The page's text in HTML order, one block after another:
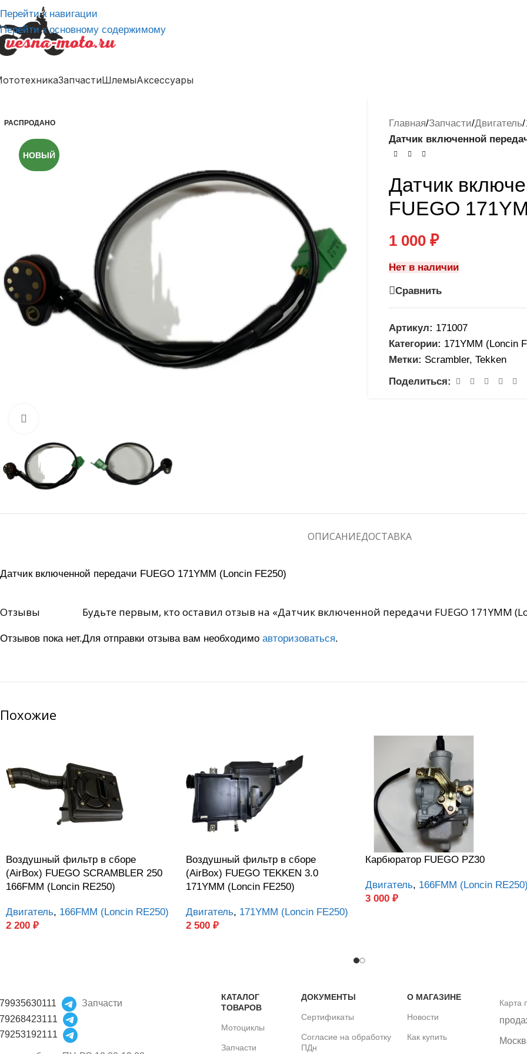
Перейти к навигации
Перейти к основному содержимому
ЗапчастиШлемыАксессуары
РАСПРОДАНО
НОВЫЙ
Главная/Запчасти/Двигатель/
Датчик включенной
Датчик
FUEGO
1 000 ₽
Нет в наличии
Сравнить
Артикул: 171007
Категории: 171YMM (Loncin
Метки: Scrambler, Tekken
Поделиться:
ОПИСАНИЕДОСТАВКА
Датчик включенной передачи FUEGO 171YMM (Loncin FE250)
Отзывы
Отзывов пока нет.
Будьте первым, кто оставил отзыв на «Датчик включенной передачи FUEGO 171YMM
Для отправки отзыва вам необходимо авторизоваться.
Похожие
Воздушный фильтр в сборе
(AirBox) FUEGO SCRAMBLER 250
166FMM (Loncin RE250)
Двигатель, 166FMM (Loncin RE250)
2 200 ₽
Воздушный фильтр в сборе
(AirBox) FUEGO TEKKEN 3.0
171YMM (Loncin FE250)
Двигатель, 171YMM (Loncin FE250)
2 500 ₽
Карбюратор FUEGO PZ30
Двигатель, 166FMM (Loncin RE250)
3 000 ₽
Запчасти
КАТАЛОГ
ТОВАРОВ
Мотоциклы
Запчасти
ДОКУМЕНТЫ
Сертификаты
Согласие на обработку
ПДн
О МАГАЗИНЕ
Новости
Как купить
Карта